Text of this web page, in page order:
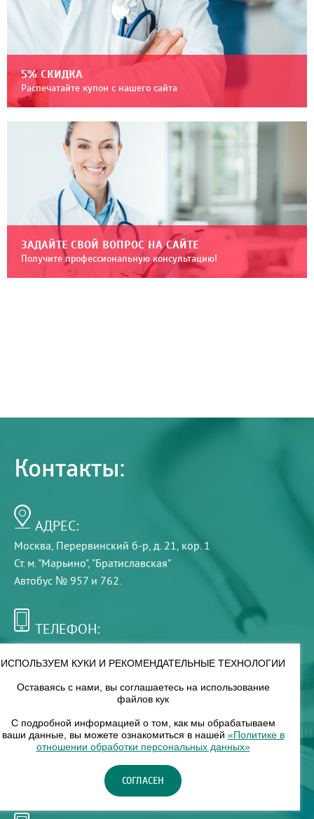
5% СКИДКА
Распечатайте купон с нашего сайта
ЗАДАЙТЕ СВОЙ ВОПРОС НА САЙТЕ
Получите профессиональную консультацию!
Контакты:
АДРЕС:
Москва, Перервинский б-р, д. 21, кор. 1
Ст. м. "Марьино", "Братиславская"
Автобус № 957 и 762.
ТЕЛЕФОН:
РЕЖИМ РАБОТЫ:
8 — 18
НАШ ФИЛИАЛ:
Москва, м. Нагорное, Нагорный б-р, д. 19, кор. 1
ИСПОЛЬЗУЕМ КУКИ И РЕКОМЕНДАТЕЛЬНЫЕ ТЕХНОЛОГИИ
Оставаясь с нами, вы соглашаетесь на использование
файлов кук
С подробной информацией о том, как мы обрабатываем
ваши данные, вы можете ознакомиться в нашей «Политике в
отношении обработки персональных данных»
СОГЛАСЕН